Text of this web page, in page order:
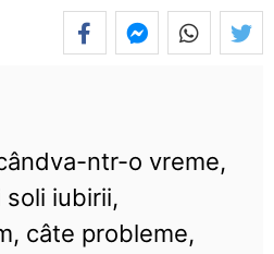
ntr-o vreme,
soli iubirii,
câte probleme,